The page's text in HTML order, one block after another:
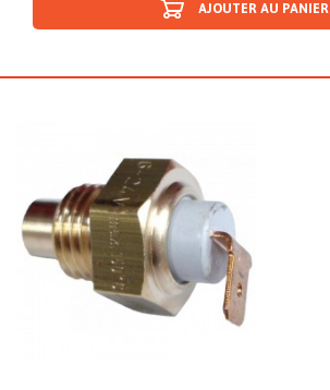
AJOUTER AU PANIER